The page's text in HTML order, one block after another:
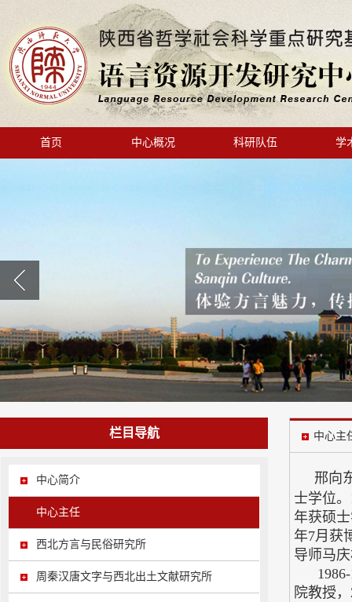
首页 中心概况 科研队伍 学
栏目导航
中心简介
中心主任
西北方言与民俗研究所
周秦汉唐文字与西北出土文献研究所
中心主
邢向
士学位
年获硕
年7月获
导师马
1986-
院教授